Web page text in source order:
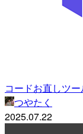
コードお直しツ
つやたく
2025.07.22